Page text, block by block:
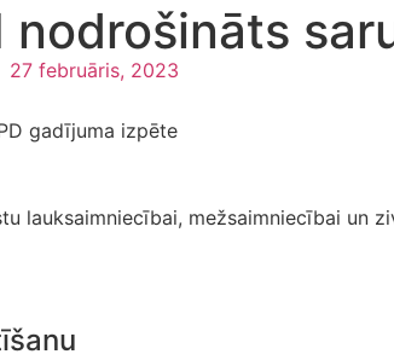
nodrošināts
27 februāris, 2023
lauksaimniecībai, mežsaimniecībai un